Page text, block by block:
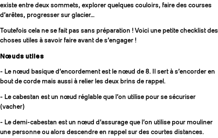
existe entre deux sommets, explorer quelques couloirs, faire des courses
d’arêtes, progresser sur glacier…
Toutefois cela ne se fait pas sans préparation ! Voici une petite checklist des
choses utiles à savoir faire avant de s’engager !
Nœuds utiles
- Le nœud basique d’encordement est le nœud de 8. Il sert à s’encorder en
bout de corde mais aussi à relier les deux brins de rappel.
- Le cabestan est un nœud réglable que l’on utilise pour se sécuriser
(vacher)
- Le demi-cabestan est un nœud d’assurage que l’on utilise pour mouliner
une personne ou alors descendre en rappel sur des courtes distances.